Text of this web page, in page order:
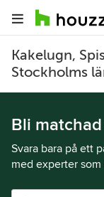
Kakelugn,
Stockholms
Bli
Svara bara på ett
med experter